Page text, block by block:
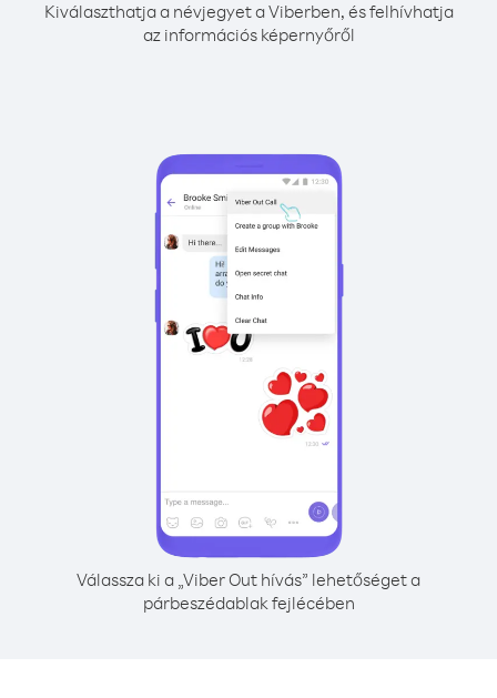
Kiválaszthatja a névjegyet a Viberben, és felhívhatja
az információs képernyőről
Válassza ki a „Viber Out hívás” lehetőséget a
párbeszédablak fejlécében